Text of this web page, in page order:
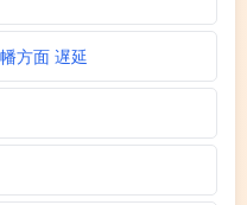
方面 遅延